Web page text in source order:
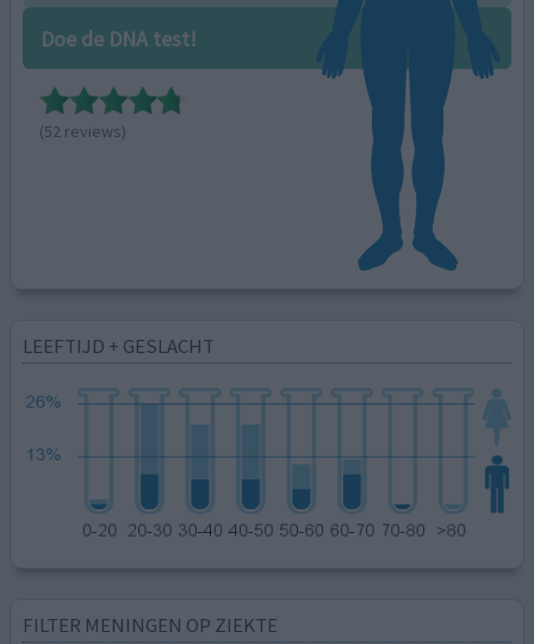
Doe de DNA test!
(52 reviews)
LEEFTIJD + GESLACHT
FILTER MENINGEN OP ZIEKTE